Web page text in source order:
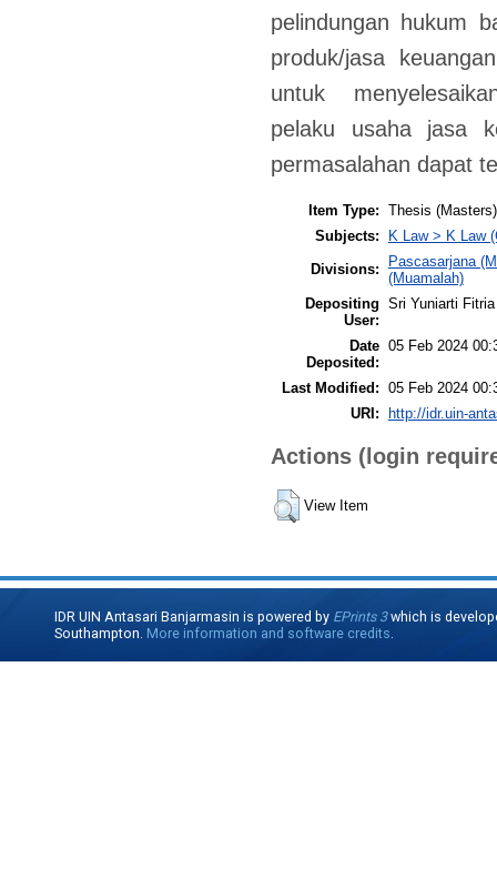
pelindungan hukum
produk/jasa
untuk
pelaku usaha jasa
permasalahan dapat
Item Type: Thesis (Masters)
Subjects:
K Law > K Law
Divisions:
Pascasarjana
(Muamalah)
Depositing
User:
Sri Yuniarti Fitria
Date
Deposited:
05 Feb 2024
Last Modified: 05 Feb 2024
URI: http://idr.uin-
Actions (login
View Item
IDR UIN Antasari Banjarmasin is powered by EPrints 3which is
Southampton. More information and software credits.